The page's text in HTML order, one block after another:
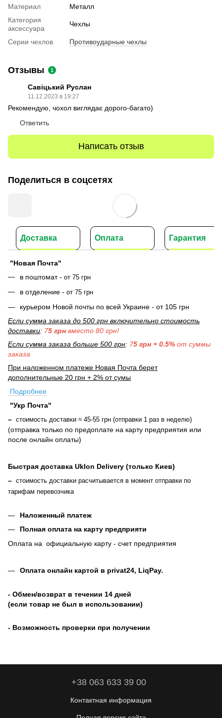
Материал
Металл
Категория
аксессуара
Чехлы
Серии чехлов Противоударные чехлы
Отзывы 1
Савіцький Руслан
11.12.2023 в 19:27
Рекомендую, чохол виглядає дорого-багато)
Ответить
Написать отзыв
Поделиться в соцсетях
Доставка Оплата Гарантия
"Новая Почта"
в поштомат- от 75 грн
в отделение - от 75 грн
курьером Новой почты по всей Украине - от 105 грн
Если сумма заказа до 500 грн включительно стоимость
доставки: 75 грн вместо 80 грн!
Если сумма заказа больше 500 грн: 75 грн + 0.5% от суммы
заказа
При наложенном платеже Новая Почта берет
дополнительные 20 грн + 2% от сумы
Подробнее
"Укр Почта"
– стоимость доставки ≈ 45-55 грн (отправки 1 раз в неделю)
(отправка только по предоплате на карту предприятия или
после онлайн оплаты)
Быстрая доставка Uklon Delivery (только Киев)
– стоимость доставки расчитывается в момент отправки по
тарифам перевозчика
Наложенный платеж
Полная оплата на карту предприяти
Оплата на официальную карту - счет предприятия
Оплата онлайн картой в privat24, LiqPay.
- Обмен/возврат в течении 14 дней
(если товар не был в использовании)
- Возможность проверки при получении
+38 063 633 39 00
Контактная информация